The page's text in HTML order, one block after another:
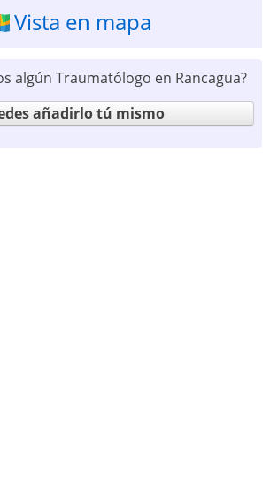
Vista en mapa
algún Traumatólogo en Rancagua?
añadirlo tú mismo